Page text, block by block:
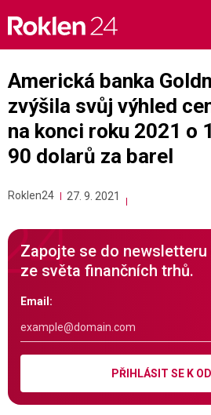
content
Americká banka
zvýšila svůj výhled
na konci roku 2021 o
90 dolarů za barel
Roklen24 27. 9. 2021
Zapojte se do newsletteru
ze světa finančních trhů.
Email:
PŘIHLÁSIT SE K